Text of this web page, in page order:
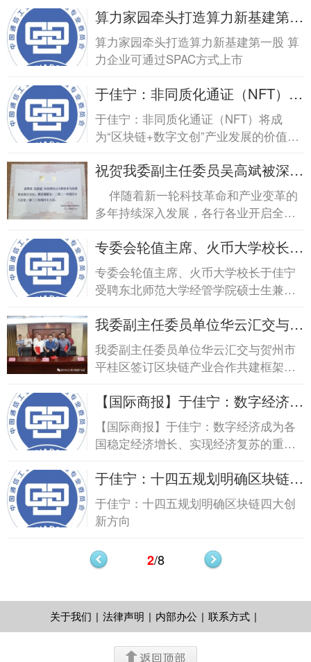
算力家园牵头打造算力新基建第一
股 算力企业可通...算力家园牵头
打造算力新基建第一股 算力企业
可通...
算力家园牵头打造算力新基建第一股 算
力企业可通过SPAC方式上市
于佳宁：非同质化通证（NFT）将
成为“区块链+数...于佳宁：非同质
化通证（NFT）将成为“区块链
+数...
于佳宁：非同质化通证（NFT）将成
为“区块链+数字文创”产业发展的价值载
祝贺我委副主任委员吴高斌被深圳
市云计算技术与...祝贺我委副主任
委员吴高斌被深圳市云计算技术
与...
伴随着新一轮科技革命和产业变革的
多年持续深入发展，各行各业开启全面
会发生着深...
专委会轮值主席、火币大学校长于
佳宁受聘东北师...专委会轮值主
席、火币大学校长于佳宁受聘东北
师...
专委会轮值主席、火币大学校长于佳宁
受聘东北师范大学经管学院硕士生兼职
我委副主任委员单位华云汇交与贺
州市平桂区签订...我委副主任委员
单位华云汇交与贺州市平桂区签
订...
我委副主任委员单位华云汇交与贺州市
平桂区签订区块链产业合作共建框架协
【国际商报】于佳宁：数字经济成
为各国稳定经济...【国际商报】于
佳宁：数字经济成为各国稳定经
济...
【国际商报】于佳宁：数字经济成为各
国稳定经济增长、实现经济复苏的重要
于佳宁：十四五规划明确区块链四
大创新方向于佳宁：十四五规划明
确区块链四大创新方向
于佳宁：十四五规划明确区块链四大创
新方向
2/8
关于我们 | 法律声明 | 内部办公 | 联系方式 |